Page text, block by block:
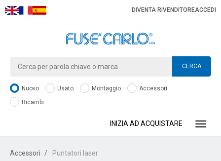
DIVENTA RIVENDITOREACCEDI
CERCA
Nuovo Usato Montaggio
Accessori
Ricambi
INIZIA AD ACQUISTARE
Accessori Puntatori laser